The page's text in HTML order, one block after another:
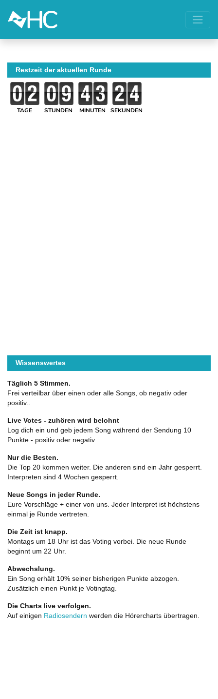
Restzeit der aktuellen Runde
TAGE STUNDEN MINUTEN SEKUNDEN
Wissenswertes
Täglich 5 Stimmen.
Frei verteilbar über einen oder alle Songs, ob negativ oder
positiv..
Live Votes - zuhören wird belohnt
Log dich ein und geb jedem Song während der Sendung 10
Punkte - positiv oder negativ
Nur die Besten.
Die Top 20 kommen weiter. Die anderen sind ein Jahr gesperrt.
Interpreten sind 4 Wochen gesperrt.
Neue Songs in jeder Runde.
Eure Vorschläge + einer von uns. Jeder Interpret ist höchstens
einmal je Runde vertreten.
Die Zeit ist knapp.
Montags um 18 Uhr ist das Voting vorbei. Die neue Runde
beginnt um 22 Uhr.
Abwechslung.
Ein Song erhält 10% seiner bisherigen Punkte abzogen.
Zusätzlich einen Punkt je Votingtag.
Die Charts live verfolgen.
Auf einigen Radiosendern werden die Hörercharts übertragen.